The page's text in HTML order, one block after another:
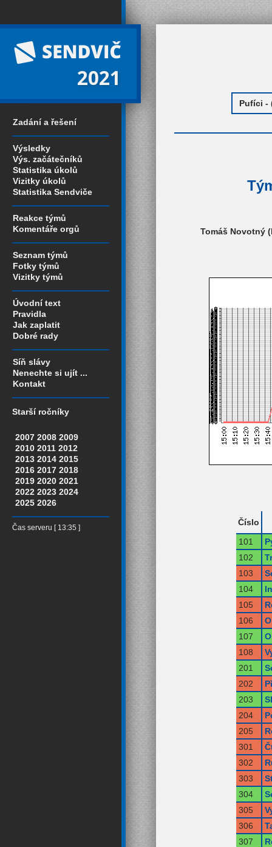
2021
Zadání a řešení
Výsledky
Výs. začátečníků
Statistika úkolů
Vizitky úkolů
Statistika Sendviče
Reakce týmů
Komentáře orgů
Seznam týmů
Fotky týmů
Vizitky týmů
Úvodní text
Pravidla
Jak zaplatit
Dobré rady
Síň slávy
Nenechte si ujít ...
Kontakt
Starší ročníky
2007 2008 2009
2010 2011 2012
2013 2014 2015
2016 2017 2018
2019 2020 2021
2022 2023 2024
2025 2026
Čas serveru [ 13:35 ]
Tomáš Novotný
Číslo
101
102
103
104
105
106
107
108
201
202
203
204
205
301
302
303
304
305
306
307